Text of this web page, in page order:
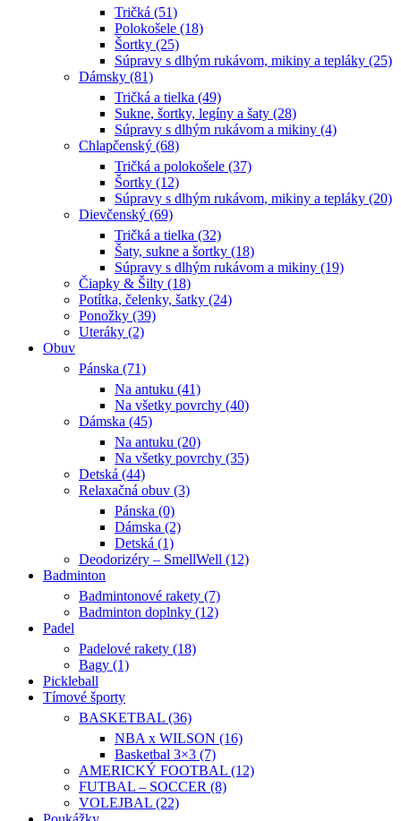
Tričká (51)
Polokošele (18)
Šortky (25)
Súpravy s dlhým rukávom, mikiny a tepláky (25)
Dámsky (81)
Tričká a tielka (49)
Sukne, šortky, legíny a šaty (28)
Súpravy s dlhým rukávom a mikiny (4)
Chlapčenský (68)
Tričká a polokošele (37)
Šortky (12)
Súpravy s dlhým rukávom, mikiny a tepláky (20)
Dievčenský (69)
Tričká a tielka (32)
Šaty, sukne a šortky (18)
Súpravy s dlhým rukávom a mikiny (19)
Čiapky & Šilty (18)
Potítka, čelenky, šatky (24)
Ponožky (39)
Uteráky (2)
Obuv
Pánska (71)
Na antuku (41)
Na všetky povrchy (40)
Dámska (45)
Na antuku (20)
Na všetky povrchy (35)
Detská (44)
Relaxačná obuv (3)
Pánska (0)
Dámska (2)
Detská (1)
Deodorizéry – SmellWell (12)
Badminton
Badmintonové rakety (7)
Badminton doplnky (12)
Padel
Padelové rakety (18)
Bagy (1)
Pickleball
Tímové športy
BASKETBAL (36)
NBA x WILSON (16)
Basketbal 3×3 (7)
AMERICKÝ FOOTBAL (12)
FUTBAL – SOCCER (8)
VOLEJBAL (22)